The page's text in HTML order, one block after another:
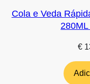
Cola e Veda
€